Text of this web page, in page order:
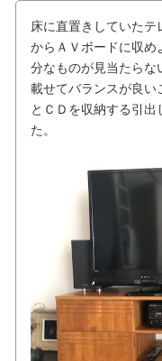
床に直置きしていた
からＡＶボードに収
分なものが見当たら
載せてバランスが良
とＣＤを収納する引
た。